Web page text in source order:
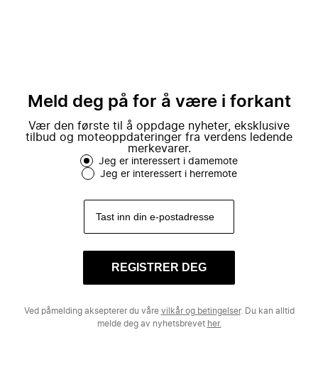
Meld deg på for å være i forkant
Vær den første til å oppdage nyheter, eksklusive
tilbud og moteoppdateringer fra verdens ledende
merkevarer.
Jeg er interessert i damemote
Jeg er interessert i herremote
REGISTRER DEG
Ved påmelding aksepterer du våre vilkår og betingelser. Du kan alltid
melde deg av nyhetsbrevet her.